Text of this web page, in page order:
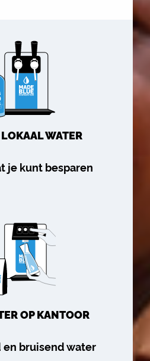
WATER
je kunt besparen
OP KANTOOR
en bruisend water